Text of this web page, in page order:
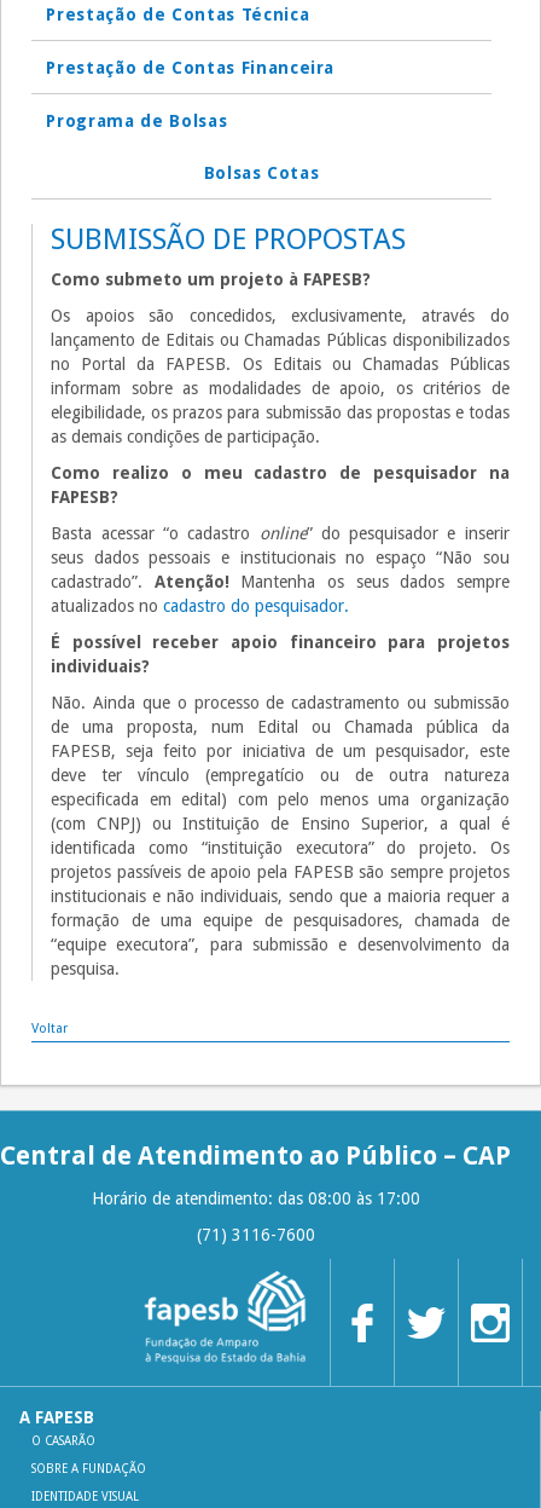
Prestação de Contas Técnica
Prestação de Contas Financeira
Programa de Bolsas
Bolsas Cotas
SUBMISSÃO DE PROPOSTAS
Como submeto um projeto à FAPESB?
Os apoios são concedidos, exclusivamente, através do
lançamento de Editais ou Chamadas Públicas disponibilizados
no Portal da FAPESB. Os Editais ou Chamadas Públicas
informam sobre as modalidades de apoio, os critérios de
elegibilidade, os prazos para submissão das propostas e todas
as demais condições de participação.
Como realizo o meu cadastro de pesquisador na
FAPESB?
Basta acessar “o cadastro online” do pesquisador e inserir
seus dados pessoais e institucionais no espaço “Não sou
cadastrado”. Atenção! Mantenha os seus dados sempre
atualizados nocadastro do pesquisador.
É possível receber apoio financeiro para projetos
individuais?
Não. Ainda que o processo de cadastramento ou submissão
de uma proposta, num Edital ou Chamada pública da
FAPESB, seja feito por iniciativa de um pesquisador, este
deve ter vínculo (empregatício ou de outra natureza
especificada em edital) com pelo menos uma organização
(com CNPJ) ou Instituição de Ensino Superior, a qual é
identificada como “instituição executora” do projeto. Os
projetos passíveis de apoio pela FAPESB são sempre projetos
institucionais e não individuais, sendo que a maioria requer a
formação de uma equipe de pesquisadores, chamada de
“equipe executora”, para submissão e desenvolvimento da
pesquisa.
Voltar
Central de Atendimento ao Público – CAP
Horário de atendimento: das 08:00 às 17:00
(71) 3116-7600
A FAPESB
O CASARÃO
SOBRE A FUNDAÇÃO
IDENTIDADE VISUAL